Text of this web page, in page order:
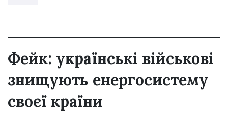
Фейк: українські військові
знищують енергосистему
своєї країни